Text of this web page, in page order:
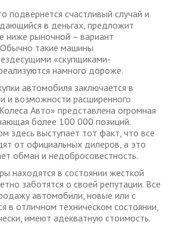
подвернется счастливый случай и
в деньгах, предложит
ниже рыночной – вариант
Обычно такие машины
«скупщиками-
намного дороже.
автомобиля заключается в
и возможности расширенного
Авто» представлена огромная
более 100 000 позиций.
здесь выступает тот факт, что все
от официальных дилеров, а это
обман и недобросовестность.
находятся в состоянии жесткой
заботятся о своей репутации. Все
автомобили, новые или с
в отличном техническом состоянии,
имеют адекватную стоимость.